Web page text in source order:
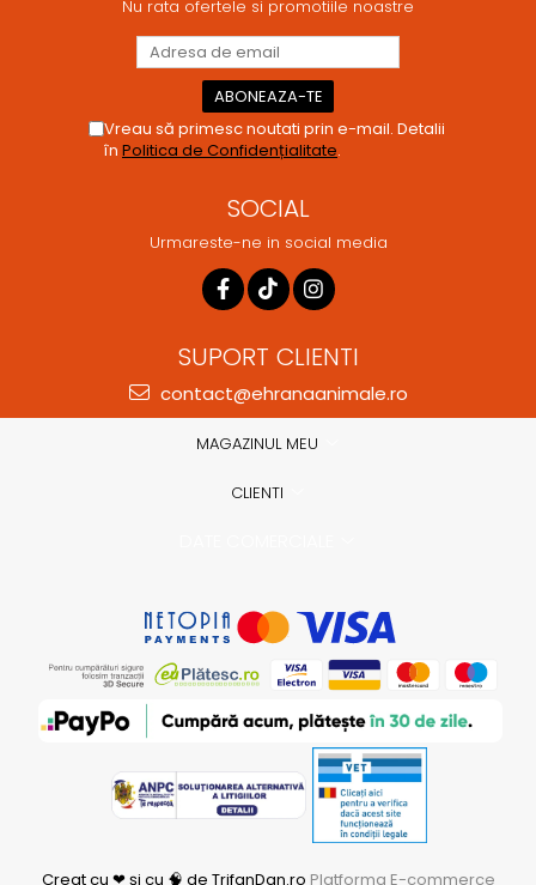
Nu rata ofertele si promotiile noastre
Vreau să primesc noutati prin e-mail. Detalii
în Politica de Confidențialitate.
SOCIAL
Urmareste-ne in social media
SUPORT CLIENTI
contact@ehranaanimale.ro
MAGAZINUL MEU
CLIENTI
Creat cu ❤ și cu 🧠 de TrifanDan.ro Platforma E-commerce